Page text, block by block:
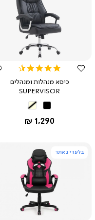
צפייה
מהירה
4.7
ratingכיסא מנהלות ומנהלים
SUPERVISOR
שחורבז'
החל מ-
1,290 ₪
בלעדי באתר
צפייה
מהירה